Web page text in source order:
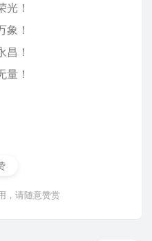
光！
！
！
！
，请随意赞赏